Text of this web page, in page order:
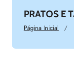
PRATOS E
Página Inicial